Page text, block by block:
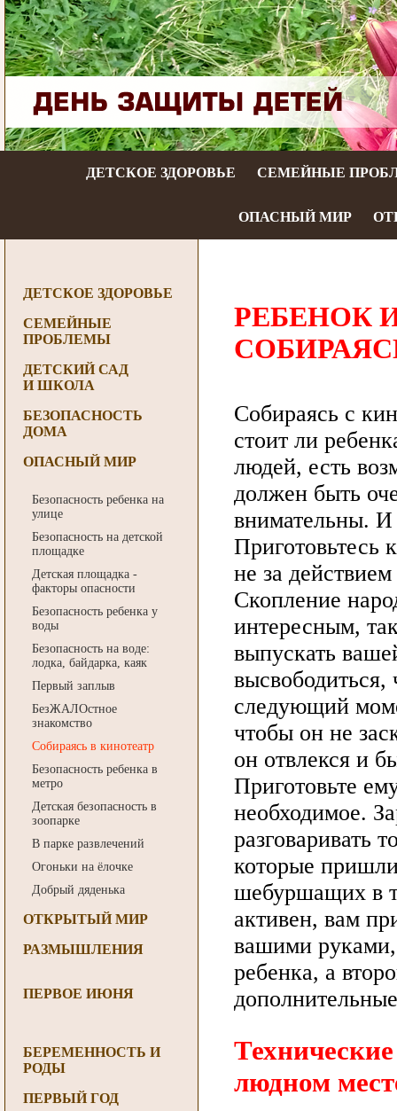
ДЕТСКОЕ ЗДОРОВЬЕ СЕМЕЙНЫЕ
ОПАСНЫЙ МИР
ДЕТСКОЕ ЗДОРОВЬЕ
СЕМЕЙНЫЕ
ПРОБЛЕМЫ
ДЕТСКИЙ САД
И ШКОЛА
БЕЗОПАСНОСТЬ
ДОМА
ОПАСНЫЙ МИР
Безопасность ребенка на
улице
Безопасность на детской
площадке
Детская площадка -
факторы опасности
Безопасность ребенка у
воды
Безопасность на воде:
лодка, байдарка, каяк
Первый заплыв
БезЖАЛОстное
знакомство
Cобираясь в кинотеатр
Безопасность ребенка в
метро
Детская безопасность в
зоопарке
В парке развлечений
Огоньки на ёлочке
Добрый дяденька
ОТКРЫТЫЙ МИР
РАЗМЫШЛЕНИЯ
ПЕРВОЕ ИЮНЯ
БЕРЕМЕННОСТЬ И
РОДЫ
ПЕРВЫЙ ГОД
РЕБЕНОК
Собираясь с
стоит ли
людей, есть
должен быть
внимательны. И
Приготовьтесь
не за
Скопление
интересным,
выпускать
следующий
чтобы он не
он отвлекся и
Приготовьте
необходимое.
разговаривать
которые
шебуршащих в
активен, вам
вашими руками,
ребенка, а
людном